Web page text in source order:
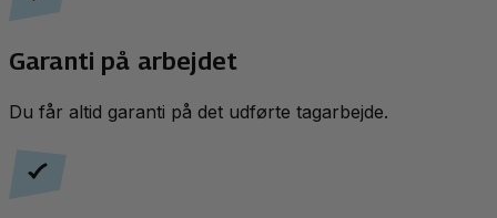
Garanti på arbejdet
Du får altid garanti på det udførte tagarbejde.